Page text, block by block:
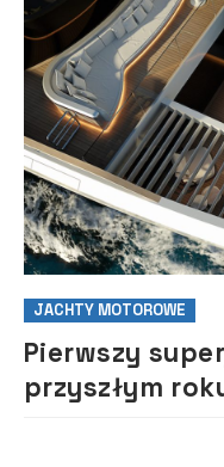
JACHTY MOTOROWE
Pierwszy
przyszłym